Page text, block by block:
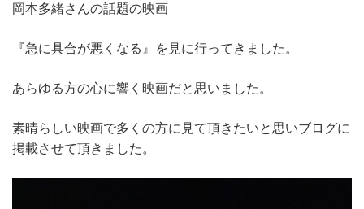
岡本多緒さんの話題の映画
『急に具合が悪くなる』を見に行ってきました。
あらゆる方の心に響く映画だと思いました。
素晴らしい映画で多くの方に見て頂きたいと思いブログに
掲載させて頂きました。